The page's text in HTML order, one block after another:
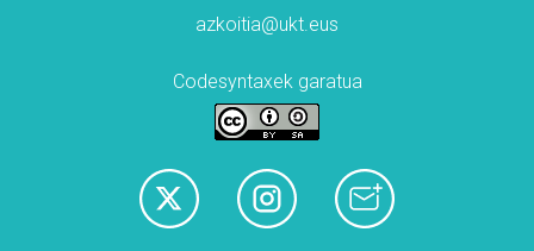
azkoitia@ukt.eus
Codesyntaxek garatua